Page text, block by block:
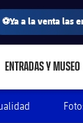
⚽Ya a la venta las
ENTRADAS Y MUSEO